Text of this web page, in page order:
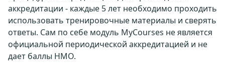
аккредитации - каждые 5 лет необходимо проходить
использовать тренировочные материалы и сверять
ответы. Сам по себе модуль MyCourses не является
официальной периодической аккредитацией и не
дает баллы НМО.